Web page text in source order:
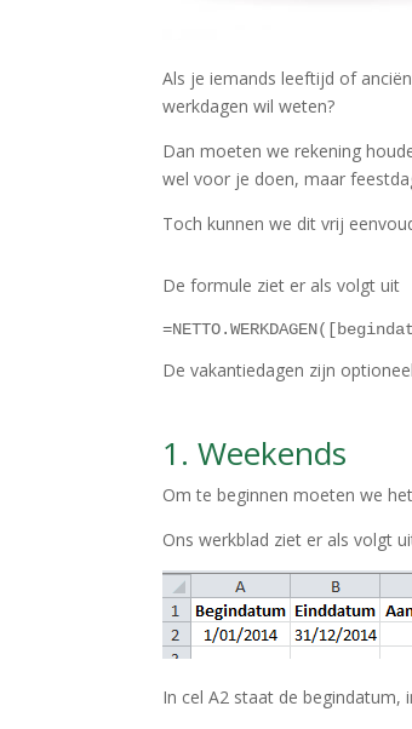
Als je iemands leeftijd of
werkdagen wil weten?
Dan moeten we rekening
wel voor je doen, maar
Toch kunnen we dit vrij
De formule ziet er als volgt uit
De vakantiedagen zijn
1. Weekends
Om te beginnen moeten we
Ons werkblad ziet er als volgt
In cel A2 staat de begindatum,